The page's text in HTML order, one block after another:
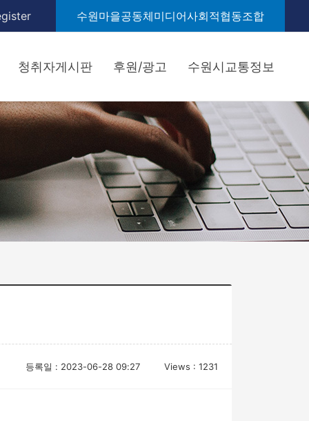
수원마을공동체미디어사회적협동조합
청취자게시판 후원/광고 수원시교통정보
Views : 1231
등록일 : 2023-06-28 09:27